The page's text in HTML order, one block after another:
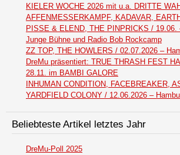
KIELER WOCHE 2026 mit u.a. DRITTE
AFFENMESSERKAMPF, KADAVAR,
PISSE & ELEND, THE PINPRICKS / 19.06.
Junge Bühne und Radio Bob Rockcamp
ZZ TOP, THE HOWLERS / 02.07.2026 –
DreMu präsentiert: TRUE THRASH FEST
28.11. im BAMBI GALORE
INHUMAN CONDITION, FACEBREAKER,
YARDFIELD COLONY / 12.06.2026 –
Beliebteste Artikel letztes Jahr
DreMu-Poll 2025